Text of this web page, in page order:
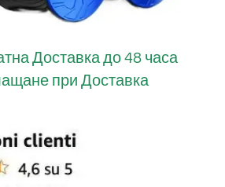
Доставкадо 48 часа
при Доставка